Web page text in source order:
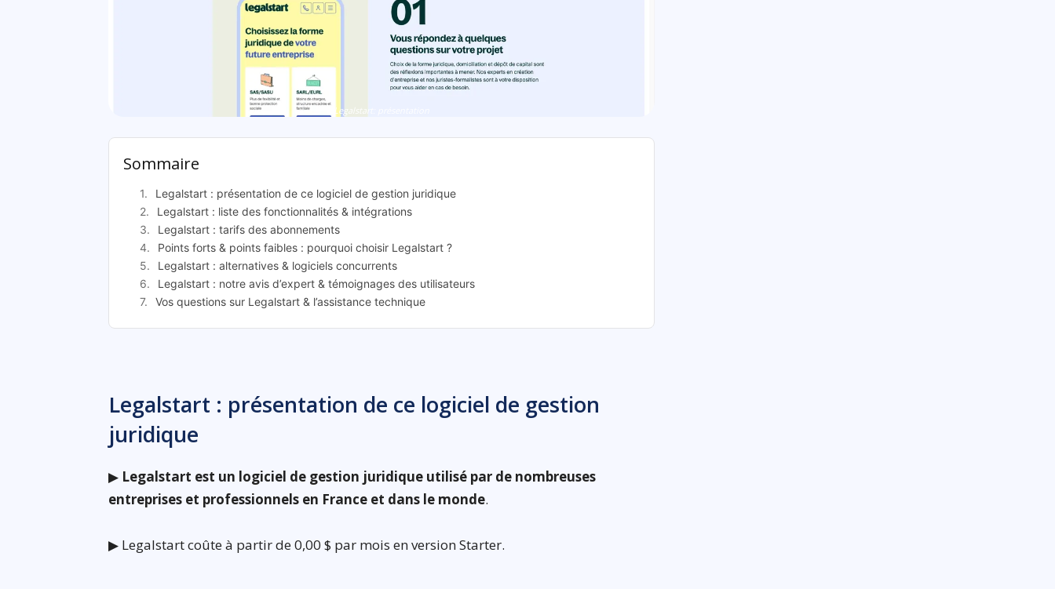
Legalstart: présentation
Sommaire
Legalstart : présentation de ce logiciel de gestion juridique
Legalstart : liste des fonctionnalités & intégrations
Legalstart : tarifs des abonnements
Points forts & points faibles : pourquoi choisir Legalstart ?
Legalstart : alternatives & logiciels concurrents
Legalstart : notre avis d’expert & témoignages des utilisateurs
Vos questions sur Legalstart & l’assistance technique
Legalstart : présentation de ce logiciel de gestion
juridique
▶ Legalstart est un logiciel de gestion juridique utilisé par de nombreuses
entreprises et professionnels en France et dans le monde.
▶ Legalstart coûte à partir de 0,00 $ par mois en version Starter.